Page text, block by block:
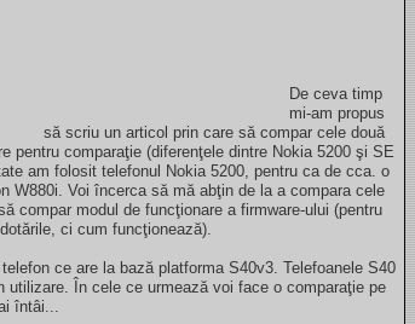
De ceva timp
mi-am propus
să scriu un articol prin care să compar cele două
pentru comparaţie (diferenţele dintre Nokia 5200 şi SE
am folosit telefonul Nokia 5200, pentru ca de cca. o
W880i. Voi încerca să mă abţin de la a compara cele
compar modul de funcţionare a firmware-ului (pentru
ci cum funcţionează).
ce are la bază platforma S40v3. Telefoanele S40
În cele ce urmează voi face o comparaţie pe
întâi...